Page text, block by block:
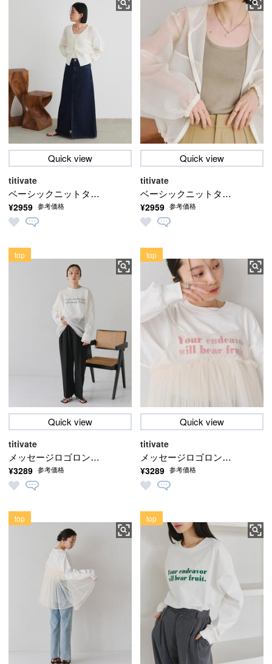
Quick view
ベーシックニットタン
クトップ【メール便可
／80】
titivate
¥2959 参考価格
Quick view
ベーシックニットタン
クトップ【メール便可
／80】
titivate
¥2959 参考価格
Quick view
メッセージロゴロング
スリーブTシャツ【メー
ル便可／100】
titivate
¥3289 参考価格
top
Quick view
メッセージロゴロング
スリーブTシャツ【メー
ル便可／100】
titivate
¥3289 参考価格
top
top top